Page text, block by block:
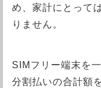
め、家計にとって
りません。
SIMフリー端末を
分割払いの合計額